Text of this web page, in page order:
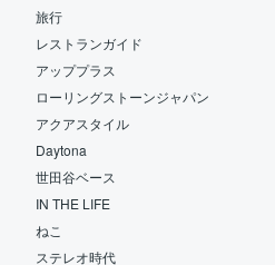
旅行
レストランガイド
アッププラス
ローリングストーンジャパン
アクアスタイル
Daytona
世田谷ベース
IN THE LIFE
ねこ
ステレオ時代